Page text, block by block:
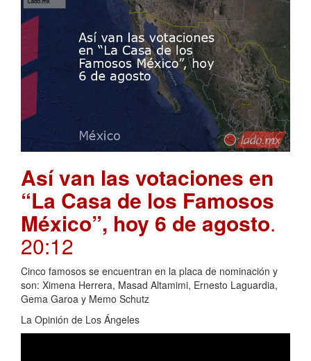
Así van las votaciones en
“La Casa de los Famosos
México”, hoy 6 de agosto.
20:12
Cinco famosos se encuentran en la placa de nominación y
son: Ximena Herrera, Masad Altamimi, Ernesto Laguardia,
Gema Garoa y Memo Schutz
La Opinión de Los Ángeles